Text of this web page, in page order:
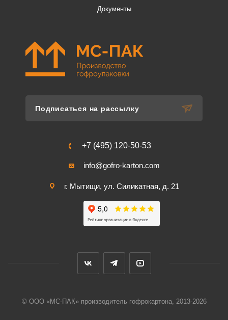
Документы
Подписаться на рассылку
+7 (495) 120-50-53
info@gofro-karton.com
г. Мытищи, ул. Силикатная, д. 21
© ООО «МС-ПАК» производитель гофрокартона, 2013-2026